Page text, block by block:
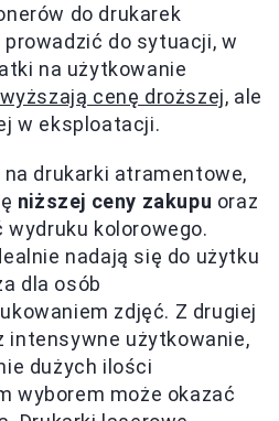
do drukarek
prowadzić do sytuacji, w
na użytkowanie
cenę droższej, ale
w eksploatacji.
drukarki atramentowe,
niższej ceny zakupu oraz
kolorowego.
nadają się do użytku
dla osób
zdjęć. Z drugiej
intensywne użytkowanie,
dużych ilości
wyborem może okazać